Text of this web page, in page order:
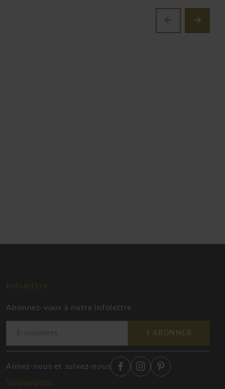
Abonnez-vous à notre infolettre
S'ABONNER
Aimez-nous et suivez-nous